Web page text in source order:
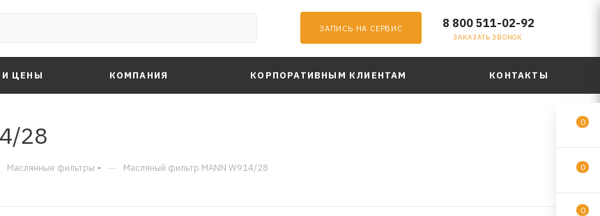
ЗАПИСЬ НА СЕРВИС 8 800 511-02-92
ЗАКАЗАТЬ ЗВОНОК
И ЦЕНЫ КОМПАНИЯ КОРПОРАТИВНЫМ КЛИЕНТАМ КОНТАКТЫ
28
Маслянные фильтры — Масляный фильтр MANN W914/28
0
0
0